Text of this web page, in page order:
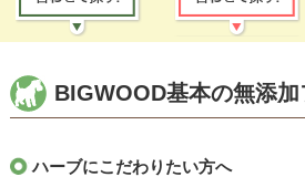
BIGWOOD基本の無添加
ハーブにこだわりたい方へ